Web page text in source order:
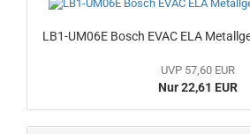
LB1-UM06E Bosch EVAC ELA
UVP 57,60 EUR
Nur 22,61 EUR